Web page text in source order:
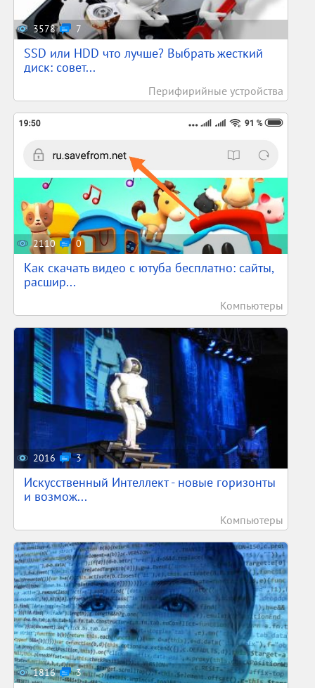
3578 7
SSD или HDD что лучше? Выбрать жесткий
диск: совет...
Перифирийные устройства
2110 0
Как скачать видео с ютуба бесплатно: сайты,
расшир...
Компьютеры
2016 3
Искусственный Интеллект - новые горизонты
и возмож...
Компьютеры
1816 3